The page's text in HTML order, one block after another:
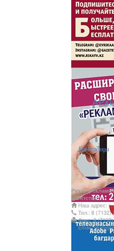
Бастапқы
Рика -
агентство
Наш адрес: г.
Тел.: 8 (7132)
Факс: 8
Email: